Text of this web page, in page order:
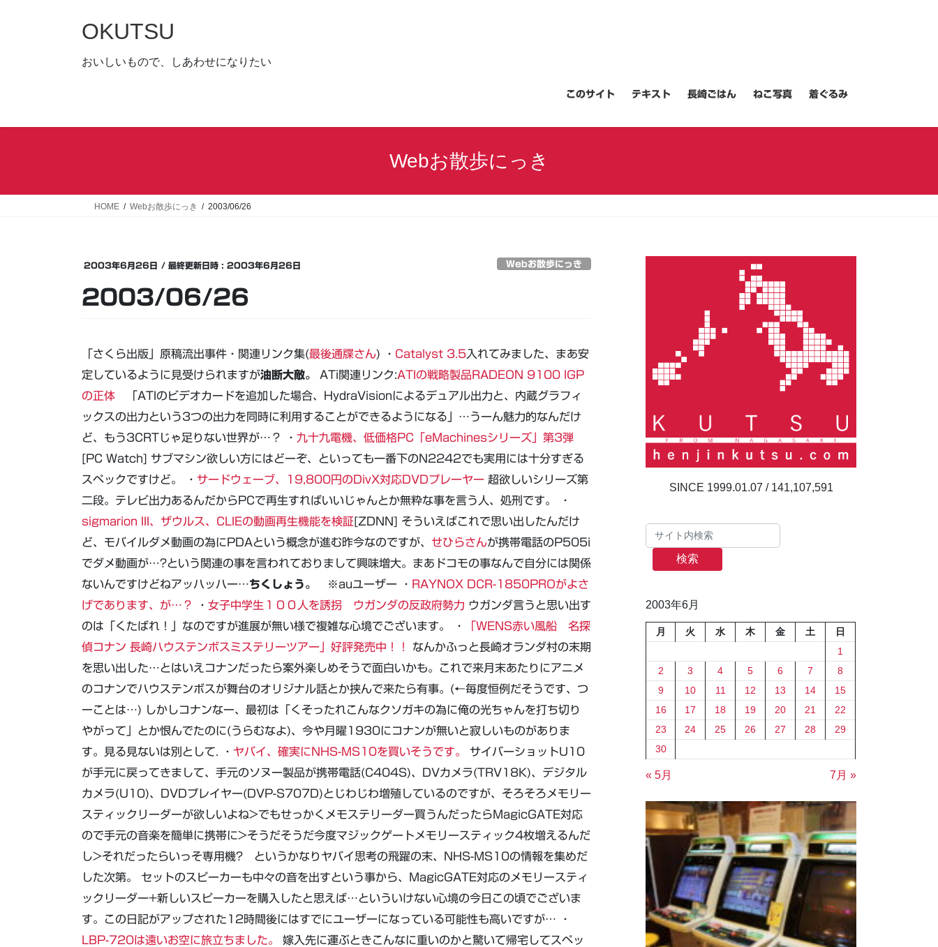
キ
に
OKUTSU
おいしいもので、しあわせになりたい
このサイト テキスト 長崎ごはん ねこ写真 着ぐるみ
Webお散歩にっき
HOME Webお散歩にっき 2003/06/26
2003年6月26日 / 最終更新日時 : 2003年6月26日 Webお散歩にっき
2003/06/26
「さくら出版」原稿流出事件・関連リンク集(最後通牒さん) ・ Catalyst 3.5 入れてみました、まあ安
定しているように見受けられますが油断大敵。 ATi関連リンク:ATIの戦略製品RADEON 9100 IGP
の正体 「ATIのビデオカードを追加した場合、HydraVisionによるデュアル出力と、内蔵グラフィ
ックスの出力という3つの出力を同時に利用することができるようになる」…うーん魅力的なんだけ
ど、もう3CRTじゃ足りない世界が…？ ・ 九十九電機、低価格PC「eMachinesシリーズ」第3弾
[PC Watch] サブマシン欲しい方にはどーぞ、といっても一番下のN2242でも実用には十分すぎる
スペックですけど。 ・ サードウェーブ、19,800円のDivX対応DVDプレーヤー 超欲しいシリーズ第
二段。テレビ出力あるんだからPCで再生すればいいじゃんとか無粋な事を言う人、処刑です。 ・
sigmarion III、ザウルス、CLIEの動画再生機能を検証 [ZDNN] そういえばこれで思い出したんだけ
ど、モバイルダメ動画の為にPDAという概念が進む昨今なのですが、 せひらさんが携帯電話のP505i
でダメ動画が…?という関連の事を言われておりまして興味増大。まあドコモの事なんで自分には関係
ないんですけどねアッハッハー…ちくしょう。 ※auユーザー ・ RAYNOX DCR-1850PROがよさ
げであります、が…？
・ 女子中学生１００人を誘拐 ウガンダの反政府勢力 ウガンダ言うと思い出す
のは「くたばれ！」なのですが進展が無い様で複雑な心境でございます。 ・
「WENS赤い風船 名探
偵コナン 長崎ハウステンボスミステリーツアー」好評発売中！！
なんかふっと長崎オランダ村の末期
を思い出した…とはいえコナンだったら案外楽しめそうで面白いかも。これで来月末あたりにアニメ
のコナンでハウステンボスが舞台のオリジナル話とか挟んで来たら有事。(←毎度恒例だそうです、つ
ーことは…) しかしコナンなー、最初は「くそったれこんなクソガキの為に俺の光ちゃんを打ち切り
やがって」とか恨んでたのに(うらむなよ)、今や月曜1930にコナンが無いと寂しいものがありま
す。見る見ないは別として. ・ ヤバイ、確実にNHS-MS10を買いそうです。
サイバーショットU10
が手元に戻ってきまして、手元のソヌー製品が携帯電話(C404S)、DVカメラ(TRV18K)、デジタル
カメラ(U10)、DVDプレイヤー(DVP-S707D)とじわじわ増殖しているのですが、そろそろメモリー
スティックリーダーが欲しいよね>でもせっかくメモステリーダー買うんだったらMagicGATE対応
ので手元の音楽を簡単に携帯に>そうだそうだ今度マジックゲートメモリースティック4枚増えるんだ
し>それだったらいっそ専用機? というかなりヤバイ思考の飛躍の末、NHS-MS10の情報を集めだ
した次第。 セットのスピーカーも中々の音を出すという事から、MagicGATE対応のメモリースティ
ックリーダー+新しいスピーカーを購入したと思えば…といういけない心境の今日この頃でございま
す。この日記がアップされた12時間後にはすでにユーザーになっている可能性も高いですが… ・
LBP-720は遠いお空に旅立ちました。
嫁入先に運ぶときこんなに重いのかと驚いて帰宅してスペッ
141,107,591
検索
2003年6月
月 火 水 木 金 土
日
1
2
3 4 5 6 7
8
9
10 11 12 13 14
15
16
17 18 19 20 21
22
23
24 25 26 27 28
29
30
« 5月 7月 »